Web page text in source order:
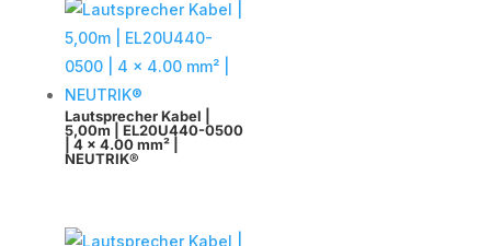
Lautsprecher Kabel |
5,00m | EL20U440-0500
| 4 x 4.00 mm² |
NEUTRIK®